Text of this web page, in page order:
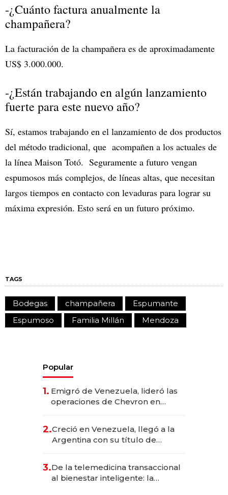
-¿Cuánto factura anualmente la
champañera?
La facturación de la champañera es de aproximadamente
US$ 3.000.000.
-¿Están trabajando en algún lanzamiento
fuerte para este nuevo año?
Sí, estamos trabajando en el lanzamiento de dos productos
del método tradicional, que acompañen a los actuales de
la línea Maison Totó. Seguramente a futuro vengan
espumosos más complejos, de líneas altas, que necesitan
largos tiempos en contacto con levaduras para lograr su
máxima expresión. Esto será en un futuro próximo.
TAGS
Bodegas champañera
Espumante
Espumoso
Familia Millán Mendoza
Popular
1. Emigró de Venezuela, lideró las
operaciones de Chevron en
2.Creció en Venezuela, llegó a la
Argentina con su título de
las marcas "fast premium"
3.De la telemedicina transaccional
al bienestar inteligente: la